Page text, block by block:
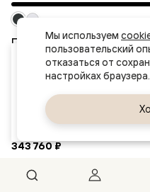
Перегородка Мозаик
крепление в потолок 2
Модель: АЛПР 041.21
Материал: Алюминий
Стекло: Рифлёное стекло "Дюна",
"Лёд", триплекс
343 760 ₽
В
Мы используем
пользовательский
отказаться от